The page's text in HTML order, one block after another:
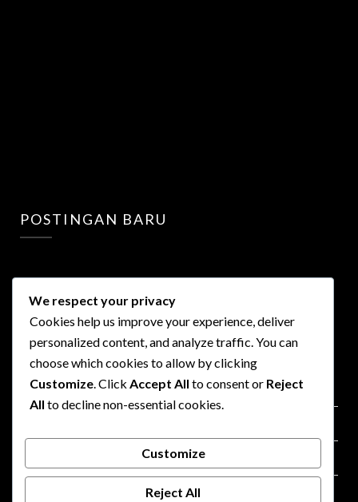
POSTINGAN BARU
LINKS
Privacy Policy
We respect your privacy
Cookies help us improve your experience, deliver
personalized content, and analyze traffic. You can
choose which cookies to allow by clicking
Customize . Click Accept All to consent or Reject
All to decline non-essential cookies.
Customize
Reject All